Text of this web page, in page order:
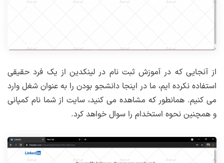
از آنجایی که در آموزش ثبت نام در لینکدین از یک فرد حقیقی
استفاده نکرده ایم، ما در اینجا دانشجو بودن را به عنوان شغل وارد
می کنیم. همانطور که مشاهده می کنید، سایت از شما نام کمپانی
و همچنین نحوه استخدام را سوال خواهد کرد.